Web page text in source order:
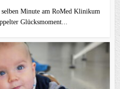
Minute am RoMed Klinikum
Glücksmoment...